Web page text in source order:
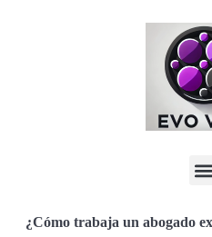
¿Cómo trabaja un abogado